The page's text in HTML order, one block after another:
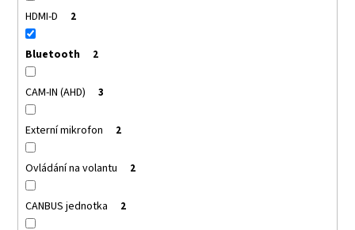
HDMI-D 2
Bluetooth 2
CAM-IN (AHD) 3
Externí mikrofon 2
Ovládání na volantu 2
CANBUS jednotka 2